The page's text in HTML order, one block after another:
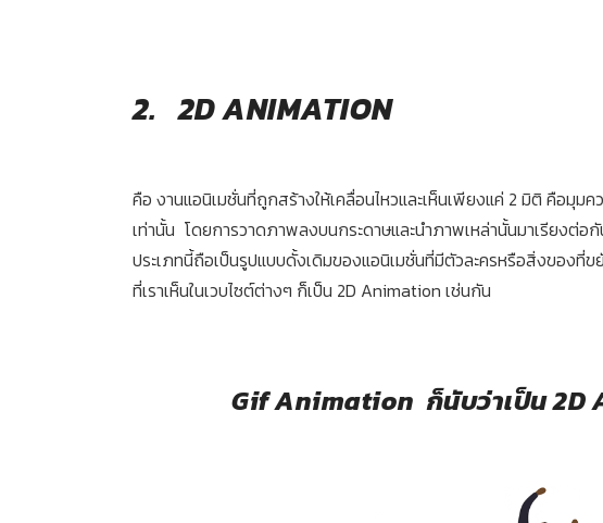
2. 2D ANIMATION
คือ งานแอนิเมชั่นที่ถูกสร้างให้เคลื่อนไหวและเห็นเพียงแค่ 2 มิติ คือมุม
เท่านั้น โดยการวาดภาพลงบนกระดาษและนำภาพเหล่านั้นมาเรียงต่อ
ประเภทนี้ถือเป็นรูปแบบดั้งเดิมของแอนิเมชั่นที่มีตัวละครหรือสิ่งของที่
ที่เราเห็นในเวบไซต์ต่างๆ ก็เป็น 2D Animation เช่นกัน
Gif Animation ก็นับว่าเป็น